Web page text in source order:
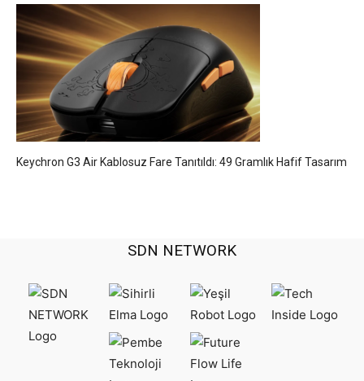
Keychron G3 Air Kablosuz Fare Tanıtıldı: 49 Gramlık Hafif Tasarım
SDN NETWORK